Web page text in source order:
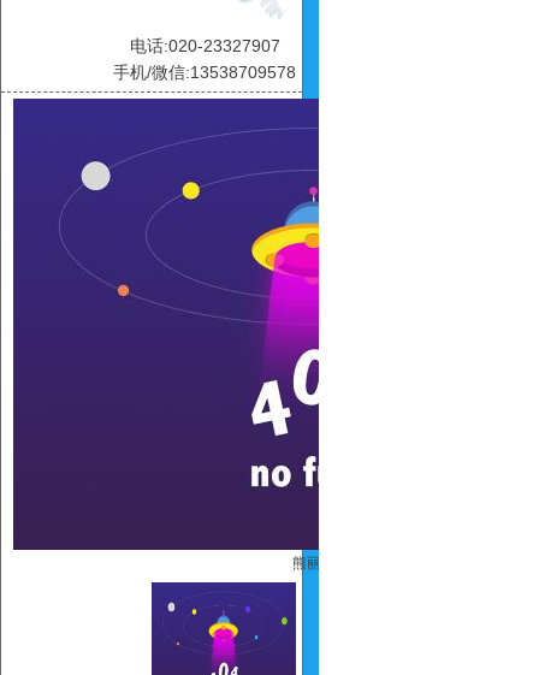
电话:020-23327907
手机/微信:13538709578
熊丽东